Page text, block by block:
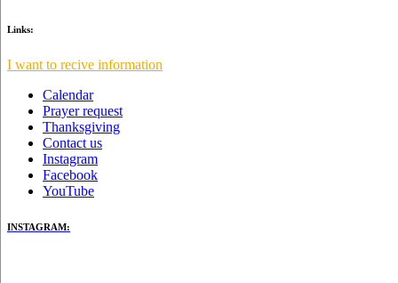
Links:
I want to recive information
Calendar
Prayer request
Thanksgiving
Contact us
Instagram
Facebook
YouTube
INSTAGRAM: